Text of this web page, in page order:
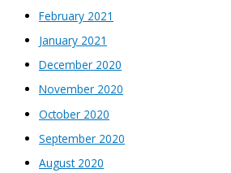
February 2021
January 2021
December 2020
November 2020
October 2020
September 2020
August 2020